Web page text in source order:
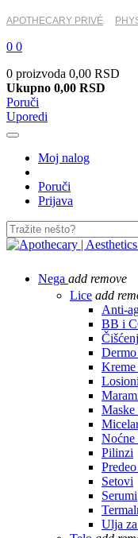
APOTHECARY PRIVÉ
0 0
0 proizvoda 0,00 RSD
Ukupno 0,00 RSD
Poruči
Uporedi
Moj nalog
Poruči
Prijava
Nega add remove
Lice add
Anti-
BB i
Kreme
Maske
Noćne
Pilinzi
Setovi
Serumi
Ulja